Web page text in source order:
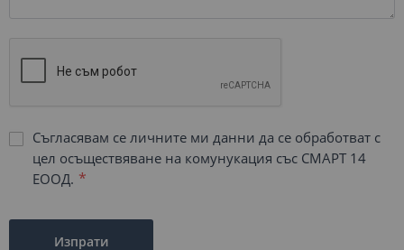
Съгласявам се личните ми данни да се обработват с
цел осъществяване на комунукация със СМАРТ 14
ЕООД.
Изпрати